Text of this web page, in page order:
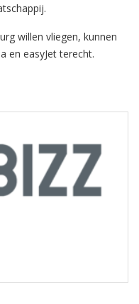
willen vliegen, kunnen
en easyJet terecht.